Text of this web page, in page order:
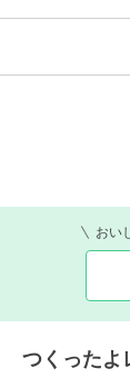
おい
つくったよ